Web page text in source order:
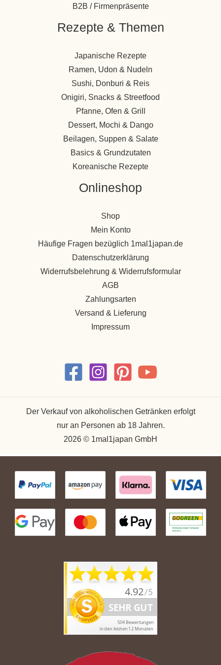
B2B / Firmenpräsente
Rezepte & Themen
Japanische Rezepte
Ramen, Udon & Nudeln
Sushi, Donburi & Reis
Onigiri, Snacks & Streetfood
Pfanne, Ofen & Grill
Dessert, Mochi & Dango
Beilagen, Suppen & Salate
Basics & Grundzutaten
Koreanische Rezepte
Onlineshop
Shop
Mein Konto
Häufige Fragen bezüglich 1mal1japan.de
Datenschutzerklärung
Widerrufsbelehrung & Widerrufsformular
AGB
Zahlungsarten
Versand & Lieferung
Impressum
Der Verkauf von alkoholischen Getränken erfolgt
nur an Personen ab 18 Jahren.
2026 © 1mal1japan GmbH